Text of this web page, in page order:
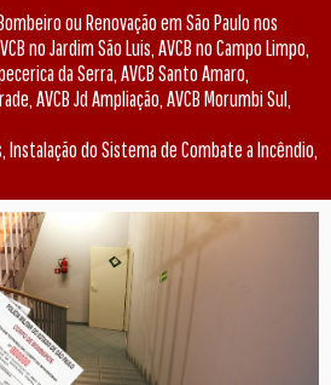
ou Renovação em São Paulo nos
no Jardim São Luis, AVCB no Campo Limpo,
da Serra, AVCB Santo Amaro,
AVCB Jd Ampliação, AVCB Morumbi Sul,
Instalação do Sistema de Combate a Incêndio,